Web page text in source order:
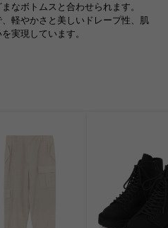
なボトムスと合わせられます。
軽やかさと美しいドレープ性、肌
実現しています。